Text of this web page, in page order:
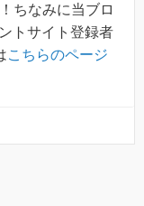
ちなみに当ブロ
トサイト登録者
こちらのページ